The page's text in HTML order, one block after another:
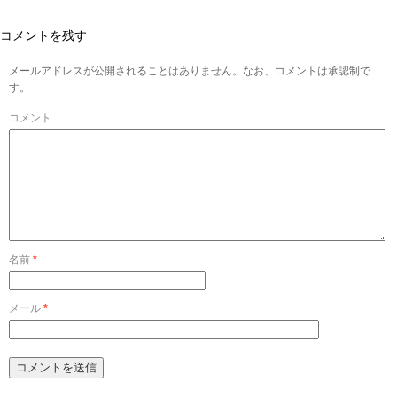
コメントを残す
メールアドレスが公開されることはありません。なお、コメントは承認制で
す。
コメント
名前 *
メール *